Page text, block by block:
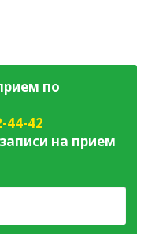
по
44-42
на прием